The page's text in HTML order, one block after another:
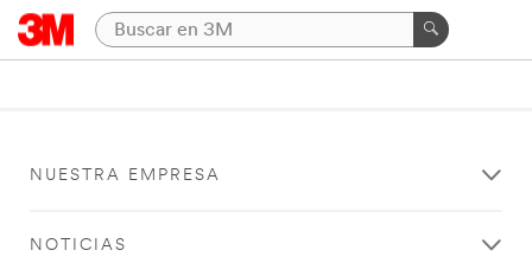
NUESTRA EMPRESA
NOTICIAS